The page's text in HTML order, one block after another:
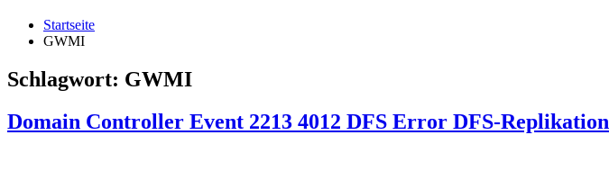
Startseite
GWMI
Schlagwort: GWMI
Domain Controller Event 2213 4012 DFS Error DFS-Replikation